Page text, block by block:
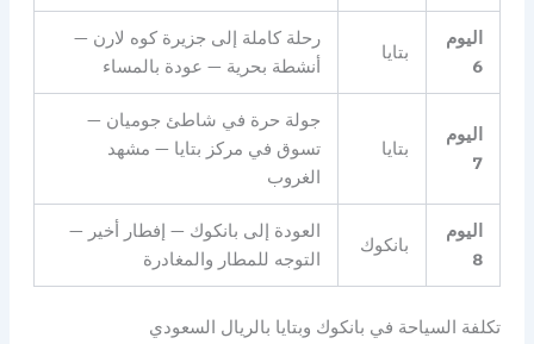
اليوم
6
بتايا
رحلة كاملة إلى جزيرة كوه لارن —
أنشطة بحرية — عودة بالمساء
اليوم
7
بتايا
جولة حرة في شاطئ جوميان —
تسوق في مركز بتايا — مشهد
الغروب
اليوم
8
بانكوك
العودة إلى بانكوك — إفطار أخير —
التوجه للمطار والمغادرة
تكلفة السياحة في بانكوك وبتايا بالريال السعودي